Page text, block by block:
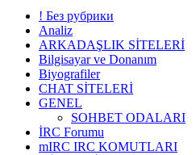
! Без рубрики
Analiz
ARKADAŞLIK SİTELERİ
Bilgisayar ve Donanım
Biyografiler
CHAT SİTELERİ
GENEL
SOHBET ODALARI
İRC Forumu
mIRC IRC KOMUTLARI